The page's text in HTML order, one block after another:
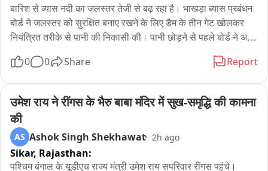
मंजिल पर बने एंटी फ्रॉड सेल कार्यालय लेकर पहुंची, जहां आवश्यक कार्रवाई
पूरी की गई। इसके बाद उसे आगे की कानूनी कार्रवाई के लिए फरीदकोट ले
जाया गया। फिलहाल विजिलेंस ब्यूरो पूरे मामले की जांच कर रहा है और
जारी है।
बारिश से व्यास नदी का जलस्तर तेजी से बढ़ रहा है। भाखड़ा ब्यास प्रबंधन
बोर्ड ने जलस्तर को सुरक्षित बनाए रखने के लिए डैम के तीन गेट खोलकर
नियंत्रित तरीके से पानी की निकासी की। पानी छोड़ने से पहले बोर्ड ने अर्ली
किया और व्यास नदी के किनारे रहने वाले लोगों से नदी के समीप न जाने और
बढ़ने के कारण पानी की आवक बढ़ रही है; आवश्यकतानुसार आगे भी पानी
छोड़ा जा सकता है। लोगों से आग्रह है कि नदी के किनारे न जाएं, बच्चों को
पानी के आसपास न जाने दें और सुरक्षा निर्देशों का पालन करें।
0 0 Share Report
उमेश राय ने रींगस के भैरु बाबा मंदिर में सुख-समृद्धि की कामना
की
AS Ashok Singh Shekhawat 2h ago
Sikar, Rajasthan:
पश्चिम बंगाल के यूडीएच राज्य मंत्री उमेश राय सपरिवार रींगस पहुंचे।